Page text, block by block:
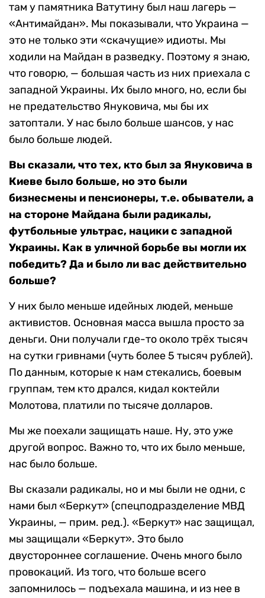
там у памятника Ватутину был наш лагерь —
«Антимайдан». Мы показывали, что Украина —
это не только эти «скачущие» идиоты. Мы
ходили на Майдан в разведку. Поэтому я знаю,
что говорю, — большая часть из них приехала с
западной Украины. Их было много, но, если бы
не предательство Януковича, мы бы их
затоптали. У нас было больше шансов, у нас
было больше людей.
Вы сказали, что тех, кто был за Януковича в
Киеве было больше, но это были
бизнесмены и пенсионеры, т.е. обыватели, а
на стороне Майдана были радикалы,
футбольные ультрас, нацики с западной
Украины. Как в уличной борьбе вы могли их
победить? Да и было ли вас действительно
больше?
У них было меньше идейных людей, меньше
активистов. Основная масса вышла просто за
деньги. Они получали где-то около трёх тысяч
на сутки гривнами (чуть более 5 тысяч рублей).
По данным, которые к нам стекались, боевым
группам, тем кто дрался, кидал коктейли
Молотова, платили по тысяче долларов.
Мы же поехали защищать наше. Ну, это уже
другой вопрос. Важно то, что их было меньше,
нас было больше.
Вы сказали радикалы, но и мы были не одни, с
нами был «Беркут» (спецподразделение МВД
Украины, — прим. ред.). «Беркут» нас защищал,
мы защищали «Беркут». Это было
двустороннее соглашение. Очень много было
провокаций. Из того, что больше всего
запомнилось — подъехала машина, и из нее в